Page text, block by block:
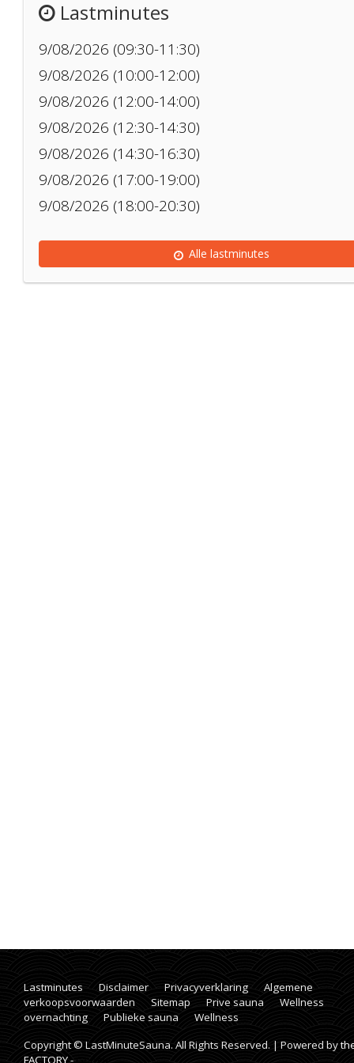
Lastminutes
9/08/2026 (09:30-11:30)
9/08/2026 (10:00-12:00)
9/08/2026 (12:00-14:00)
9/08/2026 (12:30-14:30)
9/08/2026 (14:30-16:30)
9/08/2026 (17:00-19:00)
9/08/2026 (18:00-20:30)
Alle lastminutes
Lastminutes Disclaimer Privacyverklaring
Algemene
verkoopsvoorwaarden
Sitemap Prive sauna
Wellness
overnachting
Publieke sauna
Wellness
Copyright © LastMinuteSauna. All Rights Reserved. | Powered by
FACTORY- Google